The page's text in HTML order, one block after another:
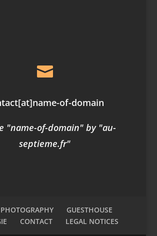

[at]name-of-domain
"name-of-domain" by "au-
septieme.fr"
PHOTOGRAPHY
GUESTHOUSE
CONTACT LEGAL NOTICES